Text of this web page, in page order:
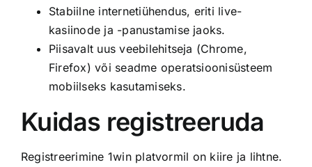
Stabiilne internetiühendus, eriti live-
kasiinode ja -panustamise jaoks.
Piisavalt uus veebilehitseja (Chrome,
Firefox) või seadme operatsioonisüsteem
mobiilseks kasutamiseks.
Kuidas registreeruda
Registreerimine 1win platvormil on kiire ja lihtne.